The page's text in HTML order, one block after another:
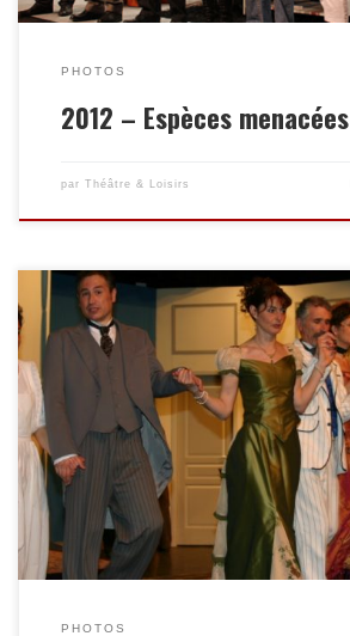
PHOTOS
2012 – Espèces menacées
par Théâtre & Loisirs
Enregistrer
PHOTOS